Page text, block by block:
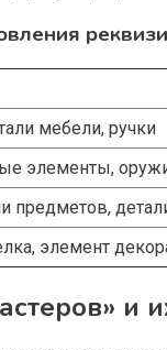
мебели, ручки
элементы,
предметов,
элемент
и